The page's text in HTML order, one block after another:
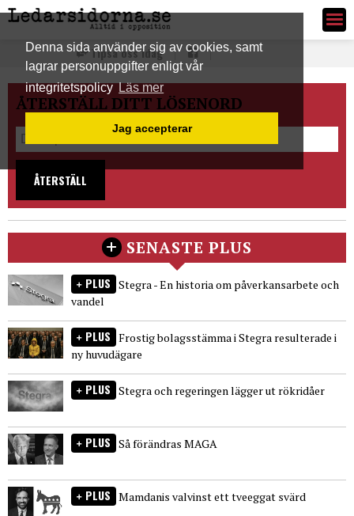
Denna sida använder sig av cookies, samt
lagrar personuppgifter enligt vår
integritetspolicyLäs mer
Jag accepterar
Ledarsidorna.se
Tipsa oss idag
ÅTERSTÄLL DITT LÖSENORD
ÅTERSTÄLL
SENASTE PLUS
PLUS Stegra - En historia om påverkansarbete och
vandel
PLUS Frostig bolagsstämma i Stegra resulterade i
ny huvudägare
PLUS Stegra och regeringen lägger ut rökridåer
PLUS Så förändras MAGA
PLUS Mamdanis valvinst ett tveeggat svärd